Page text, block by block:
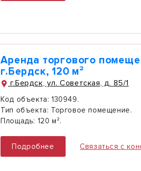
Аренда торгового
г.Бердск, 120 м²
г.Бердск, ул. Советская, д. 85/1
Код объекта: 130949.
Тип объекта: Торговое помещение.
Площадь: 120 м².
Подробнее Связаться с